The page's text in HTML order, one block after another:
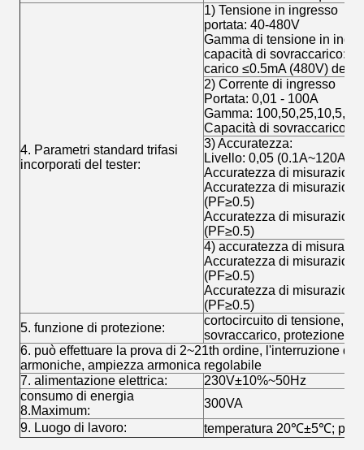
4. Parametri standard trifasi
incorporati del tester:
1) Tensione in ingresso
portata: 40-480V
Gamma di tensione in
capacità di sovraccarico:
carico ≤0.5mA (480V)
2) Corrente di ingresso
Portata: 0,01 - 100A
Gamma:
Capacità di sovraccarico:
3) Accuratezza:
Livello: 0,05 (0.1A~120A)
Accuratezza di
Accuratezza di
(PF≥0.5)
Accuratezza di
(PF≥0.5)
4) accuratezza di
Accuratezza di
(PF≥0.5)
Accuratezza di
(PF≥0.5)
5. funzione di protezione:
cortocircuito di tensione,
sovraccarico, protezione
6. può effettuare la prova di 2~21th ordine, l'interruzione di
armoniche, ampiezza armonica regolabile
7. alimentazione elettrica:
230V±10%~50Hz
consumo di energia
8.Maximum:
300VA
9. Luogo di lavoro:
temperatura 20℃±5℃;